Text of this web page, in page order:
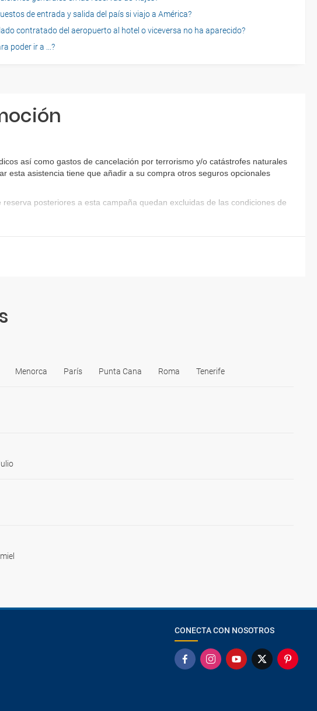
de entrada y salida del país si viajo a América?
contratado del aeropuerto al hotel o viceversa no ha aparecido?
poder ir a ...?
así como gastos de cancelación por terrorismo y/o catástrofes naturales
esta asistencia tiene que añadir a su compra otros seguros opcionales
posteriores a esta campaña quedan excluidas de las condiciones de
Menorca París Punta Cana Roma Tenerife
CONECTA CON NOSOTROS